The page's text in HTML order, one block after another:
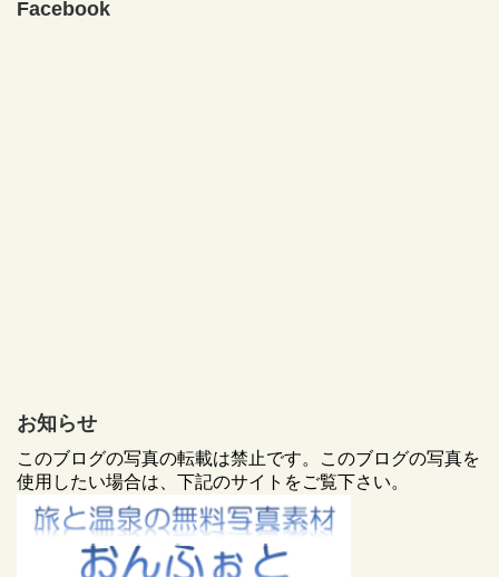
Facebook
お知らせ
このブログの写真の転載は禁止です。このブログの写真を
使用したい場合は、下記のサイトをご覧下さい。